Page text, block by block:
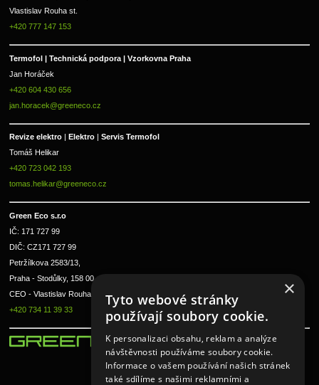
Vlastislav Rouha st.
+420 777 147 153
Termofol | Technická podpora | Vzorkovna Praha
Jan Horáček
+420 604 430 656
jan.horacek@greeneco.cz
Revize elektro | Elektro | Servis Termofol
Tomáš Helikar
+420 723 042 193
tomas.helikar@greeneco.cz
Green Eco s.r.o
IČ: 171 727 99
DIČ: CZ171 727 99
Petržílkova 2583/13,
Praha - Stodůlky, 158 00
CEO - Vlastislav Rouha ml.
+420 734 11 39 33
×
Tyto webové stránky
používají soubory cookie.
K personalizaci obsahu, reklam a analýze
návštěvnosti používáme soubory cookie.
Informace o vašem používání našich stránek
také sdílíme s našimi reklamními a